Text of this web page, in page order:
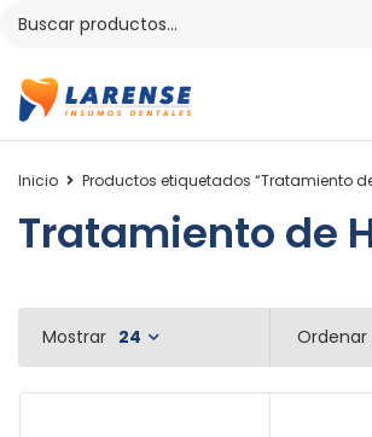
Inicio Productos etiquetados “Tratamiento
Tratamiento de
Ordenar
Mostrar 24